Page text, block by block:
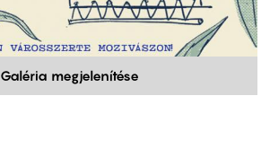
Galéria megjelenítése